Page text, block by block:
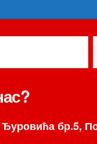
Ђуровића бр.5,